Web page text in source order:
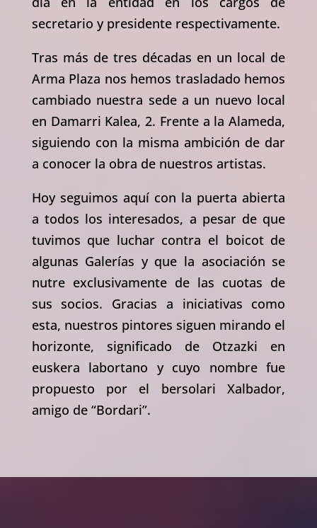
secretario y presidente respectivamente.
Tras más de tres décadas en un local de
Arma Plaza nos hemos trasladado hemos
cambiado nuestra sede a un nuevo local
en Damarri Kalea, 2. Frente a la Alameda,
siguiendo con la misma ambición de dar
a conocer la obra de nuestros artistas.
Hoy seguimos aquí con la puerta abierta
a todos los interesados, a pesar de que
tuvimos que luchar contra el boicot de
algunas Galerías y que la asociación se
nutre exclusivamente de las cuotas de
sus socios. Gracias a iniciativas como
esta, nuestros pintores siguen mirando el
horizonte, significado de Otzazki en
euskera labortano y cuyo nombre fue
propuesto por el bersolari Xalbador,
amigo de “Bordari”.